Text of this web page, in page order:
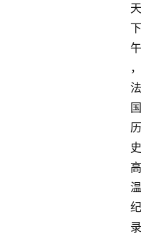
天
下
午
，
法
国
历
史
高
温
纪
录